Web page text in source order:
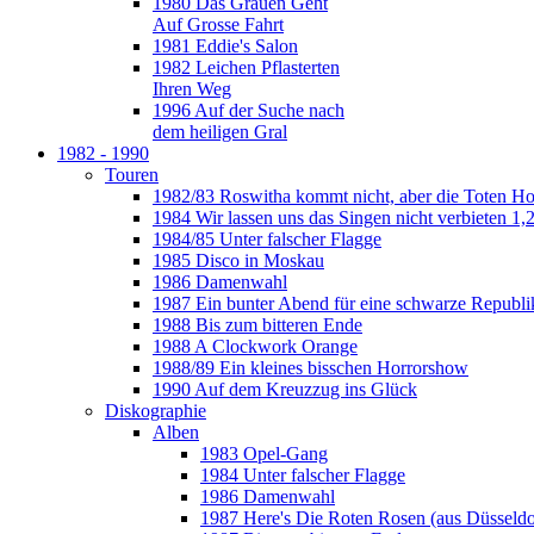
Auf Grosse Fahrt
1981 Eddie's Salon
1982 Leichen Pflasterten
Ihren Weg
1996 Auf der Suche nach
dem heiligen Gral
1982 - 1990
Touren
1982/83 Roswitha kommt nicht, aber die Toten
1984 Wir lassen uns das Singen nicht verbieten
1984/85 Unter falscher Flagge
1985 Disco in Moskau
1986 Damenwahl
1987 Ein bunter Abend für eine schwarze
1988 Bis zum bitteren Ende
1988 A Clockwork Orange
1988/89 Ein kleines bisschen Horrorshow
1990 Auf dem Kreuzzug ins Glück
Diskographie
Alben
1983 Opel-Gang
1984 Unter falscher Flagge
1986 Damenwahl
1987 Here's Die Roten Rosen (aus